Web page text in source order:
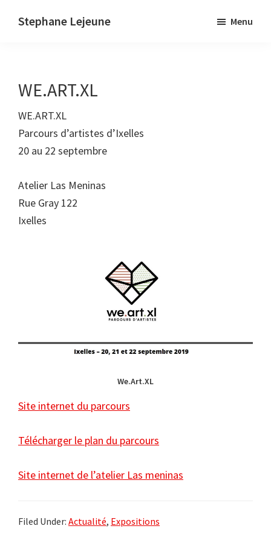
Stephane Lejeune
Peintures
photographies
Menu
WE.ART.XL
WE.ART.XL
Parcours d’artistes d’Ixelles
20 au 22 septembre
Atelier Las Meninas
Rue Gray 122
Ixelles
We.Art.XL
Site internet du parcours
Télécharger le plan du parcours
Site internet de l’atelier Las meninas
Filed Under: Actualité, Expositions